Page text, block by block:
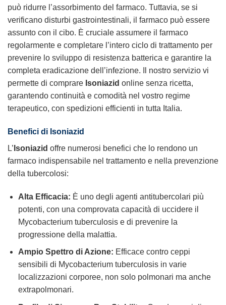
può ridurre l’assorbimento del farmaco. Tuttavia, se si
verificano disturbi gastrointestinali, il farmaco può essere
assunto con il cibo. È cruciale assumere il farmaco
regolarmente e completare l’intero ciclo di trattamento per
prevenire lo sviluppo di resistenza batterica e garantire la
completa eradicazione dell’infezione. Il nostro servizio vi
permette di comprare Isoniazid online senza ricetta,
garantendo continuità e comodità nel vostro regime
terapeutico, con spedizioni efficienti in tutta Italia.
Benefici di Isoniazid
L’ Isoniazid offre numerosi benefici che lo rendono un
farmaco indispensabile nel trattamento e nella prevenzione
della tubercolosi:
Alta Efficacia: È uno degli agenti antitubercolari più
potenti, con una comprovata capacità di uccidere il
Mycobacterium tuberculosis e di prevenire la
progressione della malattia.
Ampio Spettro di Azione: Efficace contro ceppi
sensibili di Mycobacterium tuberculosis in varie
localizzazioni corporee, non solo polmonari ma anche
extrapolmonari.